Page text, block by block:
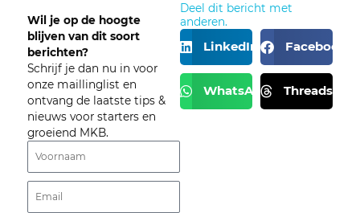
Wil je op de hoogte
blijven van dit soort
berichten?
Schrijf je dan nu in voor
onze maillinglist en
ontvang de laatste tips &
nieuws voor starters en
groeiend MKB.
Deel dit bericht met
anderen.
LinkedIn Facebook
WhatsApp Threads